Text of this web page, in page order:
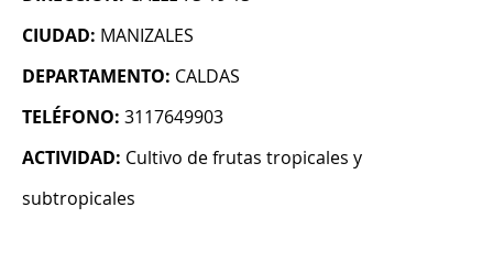
CIUDAD: MANIZALES
DEPARTAMENTO: CALDAS
TELÉFONO: 3117649903
ACTIVIDAD: Cultivo de frutas tropicales y
subtropicales